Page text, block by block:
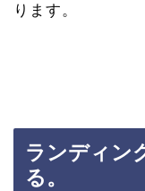
ります。
ランディン
る。